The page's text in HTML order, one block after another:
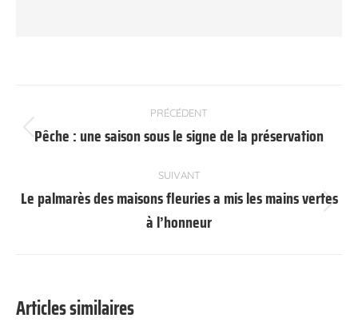
article
PRÉCÉDENT
Article
:
Pêche : une saison sous le signe de la préservation
SUIVANT
suivant
Le palmarès des maisons fleuries a mis les mains vertes
à l’honneur
Articles similaires